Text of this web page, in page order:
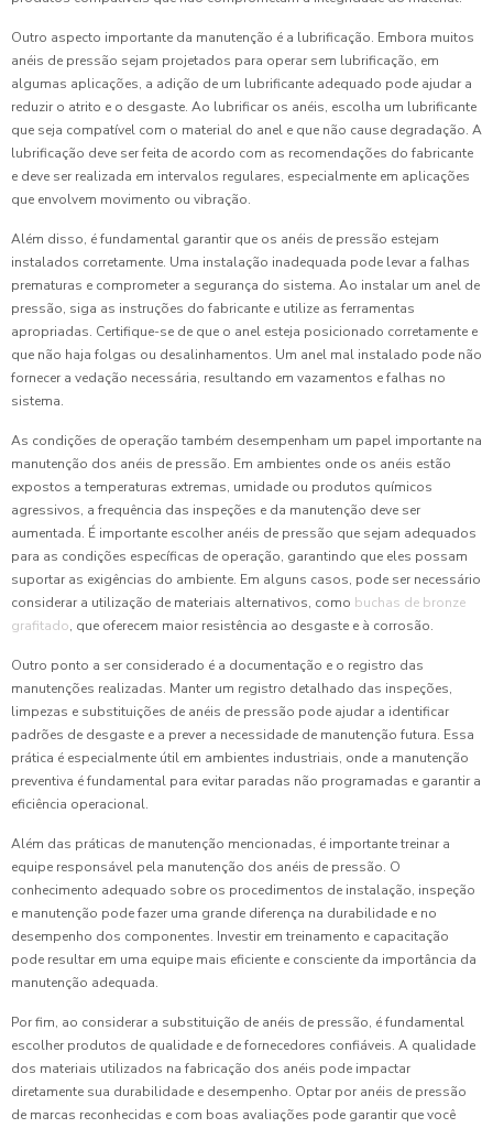
Outro aspecto importante da manutenção é a lubrificação. Embora muitos
anéis de pressão sejam projetados para operar sem lubrificação, em
algumas aplicações, a adição de um lubrificante adequado pode ajudar a
reduzir o atrito e o desgaste. Ao lubrificar os anéis, escolha um lubrificante
que seja compatível com o material do anel e que não cause degradação. A
lubrificação deve ser feita de acordo com as recomendações do fabricante
e deve ser realizada em intervalos regulares, especialmente em aplicações
que envolvem movimento ou vibração.
Além disso, é fundamental garantir que os anéis de pressão estejam
instalados corretamente. Uma instalação inadequada pode levar a falhas
prematuras e comprometer a segurança do sistema. Ao instalar um anel de
pressão, siga as instruções do fabricante e utilize as ferramentas
apropriadas. Certifique-se de que o anel esteja posicionado corretamente e
que não haja folgas ou desalinhamentos. Um anel mal instalado pode não
fornecer a vedação necessária, resultando em vazamentos e falhas no
sistema.
As condições de operação também desempenham um papel importante na
manutenção dos anéis de pressão. Em ambientes onde os anéis estão
expostos a temperaturas extremas, umidade ou produtos químicos
agressivos, a frequência das inspeções e da manutenção deve ser
aumentada. É importante escolher anéis de pressão que sejam adequados
para as condições específicas de operação, garantindo que eles possam
suportar as exigências do ambiente. Em alguns casos, pode ser necessário
considerar a utilização de materiais alternativos, como buchas de bronze
grafitado, que oferecem maior resistência ao desgaste e à corrosão.
Outro ponto a ser considerado é a documentação e o registro das
manutenções realizadas. Manter um registro detalhado das inspeções,
limpezas e substituições de anéis de pressão pode ajudar a identificar
padrões de desgaste e a prever a necessidade de manutenção futura. Essa
prática é especialmente útil em ambientes industriais, onde a manutenção
preventiva é fundamental para evitar paradas não programadas e garantir a
eficiência operacional.
Além das práticas de manutenção mencionadas, é importante treinar a
equipe responsável pela manutenção dos anéis de pressão. O
conhecimento adequado sobre os procedimentos de instalação, inspeção
e manutenção pode fazer uma grande diferença na durabilidade e no
desempenho dos componentes. Investir em treinamento e capacitação
pode resultar em uma equipe mais eficiente e consciente da importância da
manutenção adequada.
Por fim, ao considerar a substituição de anéis de pressão, é fundamental
escolher produtos de qualidade e de fornecedores confiáveis. A qualidade
dos materiais utilizados na fabricação dos anéis pode impactar
diretamente sua durabilidade e desempenho. Optar por anéis de pressão
de marcas reconhecidas e com boas avaliações pode garantir que você